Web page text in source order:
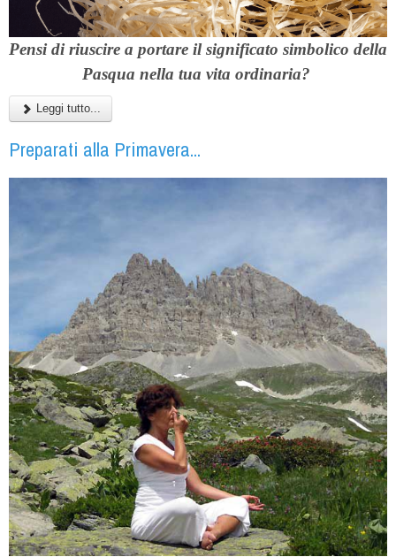
Pensi di riuscire a portare il significato simbolico della
Pasqua nella tua vita ordinaria?
Leggi tutto...
Preparati alla Primavera...